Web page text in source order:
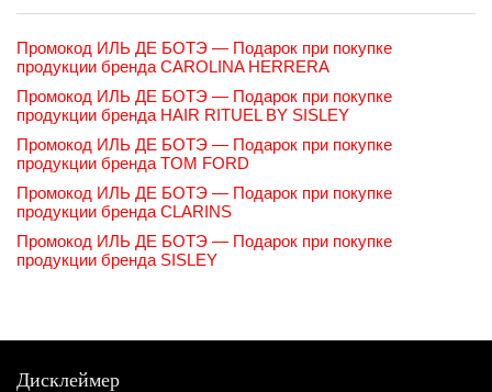
Промокод ИЛЬ ДЕ БОТЭ — Подарок при покупке
продукции бренда CAROLINA HERRERA
Промокод ИЛЬ ДЕ БОТЭ — Подарок при покупке
продукции бренда HAIR RITUEL BY SISLEY
Промокод ИЛЬ ДЕ БОТЭ — Подарок при покупке
продукции бренда TOM FORD
Промокод ИЛЬ ДЕ БОТЭ — Подарок при покупке
продукции бренда CLARINS
Промокод ИЛЬ ДЕ БОТЭ — Подарок при покупке
продукции бренда SISLEY
Дисклеймер